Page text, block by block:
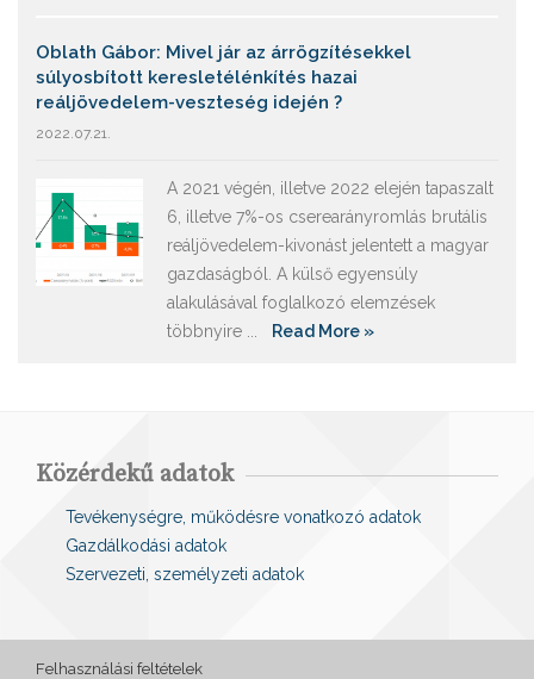
Oblath Gábor: Mivel jár az árrögzítésekkel
súlyosbított keresletélénkítés hazai
reáljövedelem-veszteség idején ?
2022.07.21.
A 2021 végén, illetve 2022 elején tapaszalt
6, illetve 7%-os cserearányromlás brutális
reáljövedelem-kivonást jelentett a magyar
gazdaságból. A külső egyensúly
alakulásával foglalkozó elemzések
többnyire ...
Read More »
Közérdekű adatok
Tevékenységre, működésre vonatkozó adatok
Gazdálkodási adatok
Szervezeti, személyzeti adatok
Felhasználási feltételek